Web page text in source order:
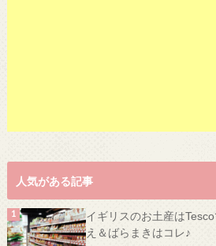
人気がある記事
イギリスのお土産は
え＆ばらまきはコレ♪